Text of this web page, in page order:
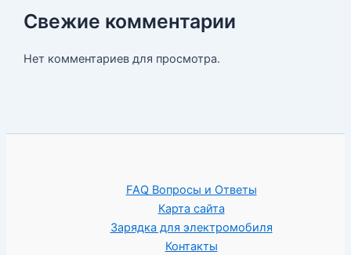
Свежие комментарии
Нет комментариев для просмотра.
FAQ Вопросы и Ответы
Карта сайта
Зарядка для электромобиля
Контакты